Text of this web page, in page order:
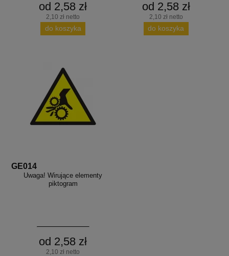
od 2,58 zł
2,10 zł netto
do koszyka
od 2,58 zł
2,10 zł netto
do koszyka
GE014
Uwaga! Wirujące elementy
piktogram
od 2,58 zł
2,10 zł netto